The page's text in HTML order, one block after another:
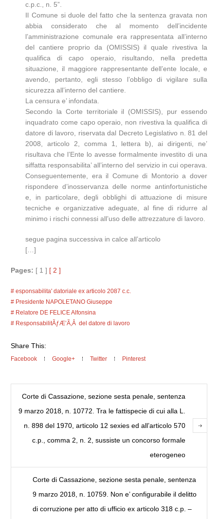
c.p.c., n. 5”.
Il Comune si duole del fatto che la sentenza gravata non
abbia considerato che al momento dell’incidente
l’amministrazione comunale era rappresentata all’interno
del cantiere proprio da (OMISSIS) il quale rivestiva la
qualifica di capo operaio, risultando, nella predetta
situazione, il maggiore rappresentante dell’ente locale, e
avendo, pertanto, egli stesso l’obbligo di vigilare sulla
sicurezza all’interno del cantiere.
La censura e’ infondata.
Secondo la Corte territoriale il (OMISSIS), pur essendo
inquadrato come capo operaio, non rivestiva la qualifica di
datore di lavoro, riservata dal Decreto Legislativo n. 81 del
2008, articolo 2, comma 1, lettera b), ai dirigenti, ne’
risultava che l’Ente lo avesse formalmente investito di una
siffatta responsabilita’ all’interno del servizio in cui operava.
Conseguentemente, era il Comune di Montorio a dover
rispondere d’inosservanza delle norme antinfortunistiche
e, in particolare, degli obblighi di attuazione di misure
tecniche e organizzative adeguate, al fine di ridurre al
minimo i rischi connessi all’uso delle attrezzature di lavoro.
segue pagina successiva in calce all’articolo
[…]
Pages: [ 1 ] [ 2 ]
esponsabilita' datoriale ex articolo 2087 c.c.
Presidente NAPOLETANO Giuseppe
Relatore DE FELICE Alfonsina
ResponsabilitÃƒÆ’Ã‚Â del datore di lavoro
Share This:
Facebook Google+ Twitter Pinterest
Corte di Cassazione, sezione sesta penale, sentenza
9 marzo 2018, n. 10772. Tra le fattispecie di cui alla L.
n. 898 del 1970, articolo 12 sexies ed all’articolo 570
c.p., comma 2, n. 2, sussiste un concorso formale
eterogeneo
Corte di Cassazione, sezione sesta penale, sentenza
9 marzo 2018, n. 10759. Non e’ configurabile il delitto
di corruzione per atto di ufficio ex articolo 318 c.p. –